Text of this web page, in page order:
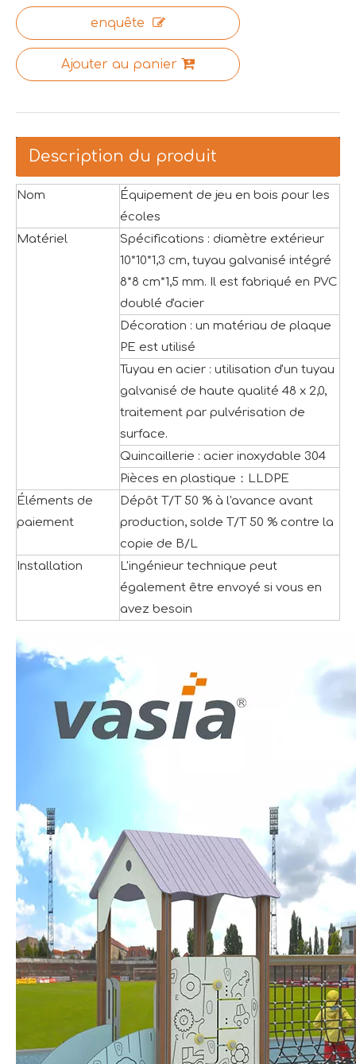
enquête
Ajouter au panier
Description du produit
Nom
Équipement de jeu en bois pour les
écoles
Matériel
Spécifications : diamètre extérieur
10*10*1,3 cm, tuyau galvanisé intégré
8*8 cm*1,5 mm. Il est fabriqué en PVC
doublé d'acier
Décoration : un matériau de plaque
PE est utilisé
Tuyau en acier : utilisation d'un tuyau
galvanisé de haute qualité 48 x 2,0,
traitement par pulvérisation de
surface.
Quincaillerie : acier inoxydable 304
Pièces en plastique：LLDPE
Éléments de
paiement
Dépôt T/T 50 % à l'avance avant
production, solde T/T 50 % contre la
copie de B/L
Installation
L'ingénieur technique peut
également être envoyé si vous en
avez besoin